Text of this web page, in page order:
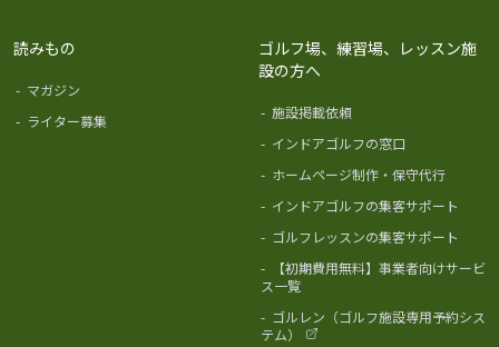
読みもの
- マガジン
- ライター募集
ゴルフ場、練習場、レッスン施
設の方へ
- 施設掲載依頼
- インドアゴルフの窓口
- ホームページ制作・保守代行
- インドアゴルフの集客サポート
- ゴルフレッスンの集客サポート
-
【初期費用無料】事業者向けサービ
ス一覧
- ゴルレン（ゴルフ施設専用予約シス
テム）